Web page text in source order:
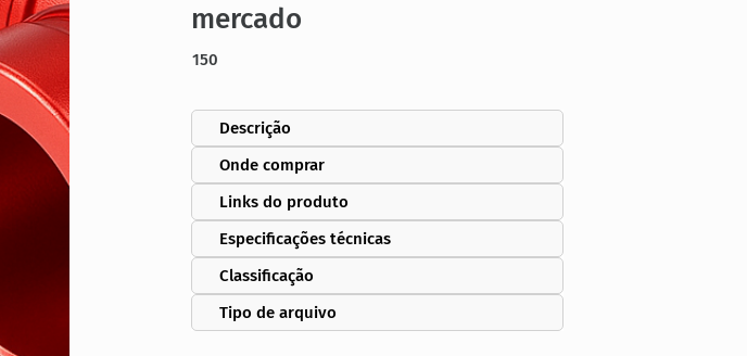
mercado
150
Descrição
Onde comprar
Links do produto
Especificações técnicas
Classificação
Tipo de arquivo